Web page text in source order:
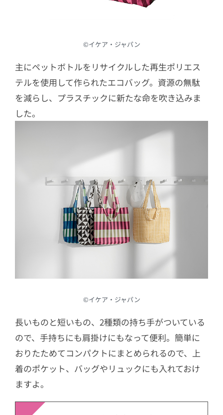
©︎イケア・ジャパン
主にペットボトルをリサイクルした再生ポリエス
テルを使用して作られたエコバッグ。資源の無駄
を減らし、プラスチックに新たな命を吹き込みま
した。
©︎イケア・ジャパン
長いものと短いもの、2種類の持ち手がついている
ので、手持ちにも肩掛けにもなって便利。簡単に
おりたためてコンパクトにまとめられるので、上
着のポケット、バッグやリュックにも入れておけ
ますよ。